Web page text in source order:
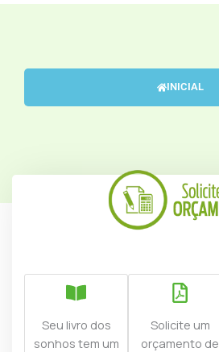
conteúdo
INICIAL
Seu livro dos
sonhos tem um
Solicite um
orçamento de